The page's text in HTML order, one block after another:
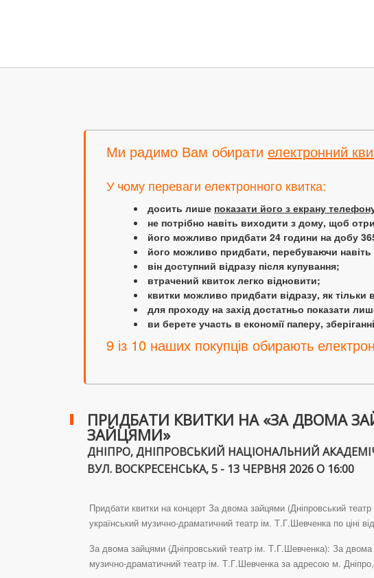
Ми радимо Вам обирати електронний
У чому переваги електронного квитка:
досить лише показати його з екрану
не потрібно навіть виходити з дому, щоб
його можливо придбати 24 години на добу
його можливо придбати, перебуваючи навіть
він доступний відразу після купування;
втрачений квиток легко відновити;
квитки можливо придбати відразу, як
для проходу на захід достатньо показати
ви берете участь в економії паперу,
9 із 10 наших покупців обирають
ПРИДБАТИ КВИТКИ НА «ЗА ДВОМА
ЗАЙЦЯМИ»
ДНІПРО, ДНІПРОВСЬКИЙ НАЦІОНАЛЬНИЙ
ВУЛ. ВОСКРЕСЕНСЬКА, 5 - 13 ЧЕРВНЯ 2026 О 16:00
Придбати квитки на концерт За двома зайцями (Дніпровський
український музично-драматичний театр ім. Т.Г.Шевченка по ціні
За двома зайцями (Дніпровський театр ім. Т.Г.Шевченка): За двома
музично-драматичний театр ім. Т.Г.Шевченка за адресою м.